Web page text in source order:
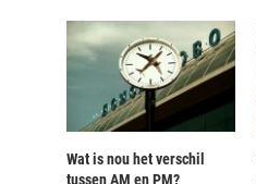
Wat is nou het verschil
tussen AM en PM?